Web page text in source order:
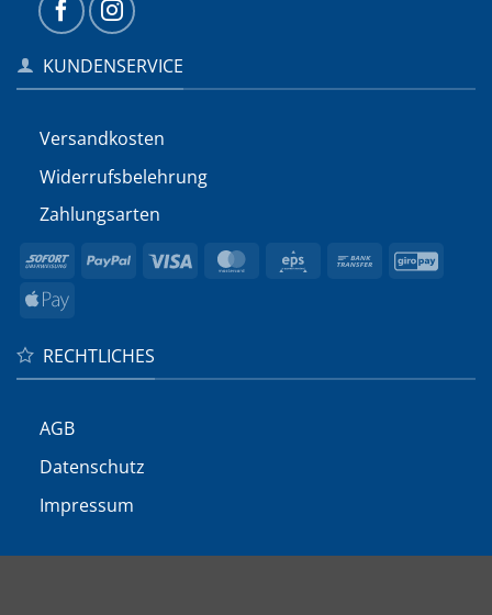
KUNDENSERVICE
Versandkosten
Widerrufs­belehrung
Zahlungsarten
Sofort PayPal Visa MasterCard
Eps
Bank
Apple
RECHTLICHES
AGB
Datenschutz
Impressum